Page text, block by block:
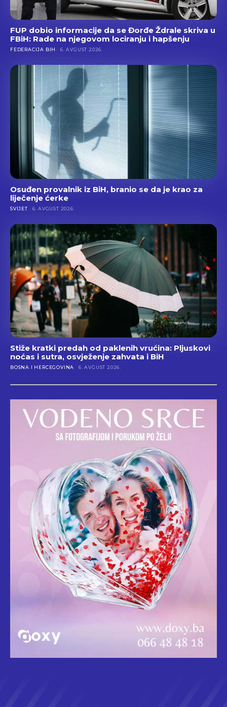
FUP dobio informacije da se Đorđe Ždrale skriva u
FBiH: Rade na njegovom lociranju i hapšenju
FEDERACIJA BIH 6. AVGUST 2026.
Osuđen provalnik iz BiH, branio se da je krao za
liječenje ćerke
SVIJET 6. AVGUST 2026.
Stiže kratki predah od paklenih vrućina: Pljuskovi
noćas i sutra, osvježenje zahvata i BiH
BOSNA I HERCEGOVINA 6. AVGUST 2026.